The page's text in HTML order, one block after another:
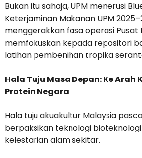
Bukan itu sahaja, UPM menerusi
Keterjaminan Makanan UPM
menggerakkan fasa operasi Pusat
memfokuskan kepada repositori
latihan pembenihan tropika
Hala Tuju Masa Depan: Ke Arah
Protein Negara
Hala tuju akuakultur Malaysia
berpaksikan teknologi
kelestarian alam sekitar.